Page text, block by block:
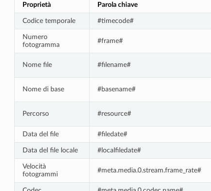
Proprietà Parola chiave
Codice temporale #timecode#
Numero
fotogramma
#frame#
Nome file #filename#
Nome di base #basename#
Percorso #resource#
Data del file #filedate#
Data del file locale #localfiledate#
Velocità
fotogrammi
#meta.media.0.stream.frame_rate#